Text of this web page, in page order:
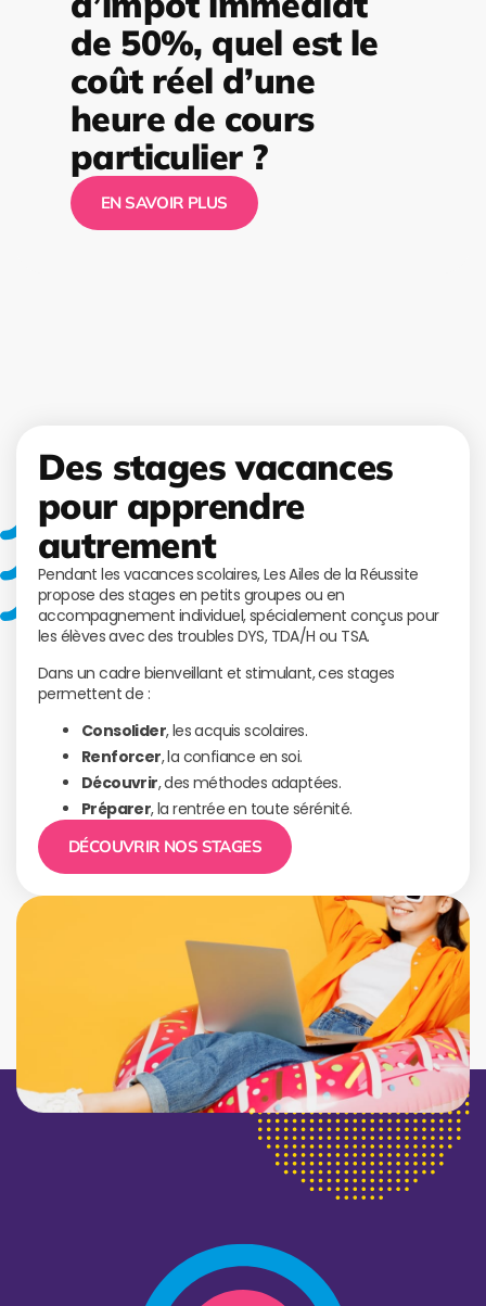
de 50%, quel est le
coût réel d’une
heure de cours
particulier ?
EN SAVOIR PLUS
Des stages vacances
pour apprendre
autrement
Pendant les vacances scolaires, Les Ailes de la Réussite
propose des stages en petits groupes ou en
accompagnement individuel, spécialement conçus pour
les élèves avec des troubles DYS, TDA/H ou TSA.
Dans un cadre bienveillant et stimulant, ces stages
permettent de :
Consolider, les acquis scolaires.
Renforcer, la confiance en soi.
Découvrir, des méthodes adaptées.
Préparer, la rentrée en toute sérénité.
DÉCOUVRIR NOS STAGES